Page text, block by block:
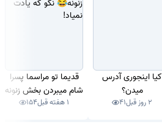
کیا اینجوری آدرس
میدن؟
2 روز قبل 41
قدیما تو مراسما پسرا
شام میبردن بخش زنونه
😂 نگو که یادت نمیاد!
1 هفته قبل 154